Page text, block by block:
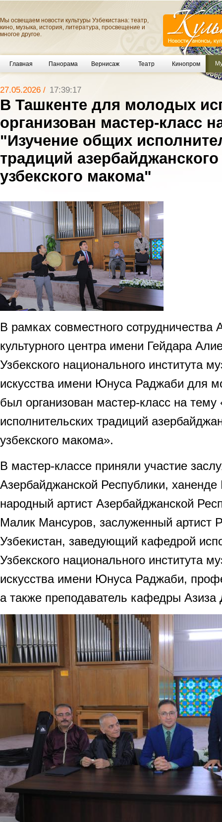
Мы освещаем новости культуры Узбекистана: театр,
кино, музыка, история, литература, просвещение и
многое другое.
Главная Панорама Вернисаж Театр Кинопром
27.05.2026 / 17:39:17
В Ташкенте для молодых
организован мастер-класс
"Изучение общих
традиций
узбекского макома"
В рамках совместного сотрудничества
культурного центра имени Гейдара
Узбекского национального института
искусства имени Юнуса Раджаби для
был организован мастер-класс на
исполнительских традиций
узбекского макома».
В мастер-классе приняли участие
Азербайджанской Республики, ханенде
народный артист Азербайджанской
Малик Мансуров, заслуженный артист
Узбекистан, заведующий кафедрой
Узбекского национального института
искусства имени Юнуса Раджаби,
а также преподаватель кафедры Азиза